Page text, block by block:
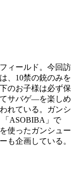
ィールド。今回訪
、10禁の銃のみを
のお子様は必ず保
サバゲ―を楽しめ
れている。ガンシ
「ASOBIBA」で
使ったガンシュー
も企画している。